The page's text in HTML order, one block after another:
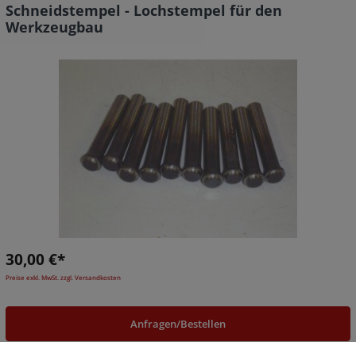
Schneidstempel - Lochstempel für den
Werkzeugbau
30,00 €*
Preise exkl. MwSt. zzgl. Versandkosten
Anfragen/Bestellen